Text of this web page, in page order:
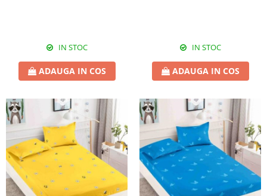
IN STOC
ADAUGA IN COS
IN STOC
ADAUGA IN COS